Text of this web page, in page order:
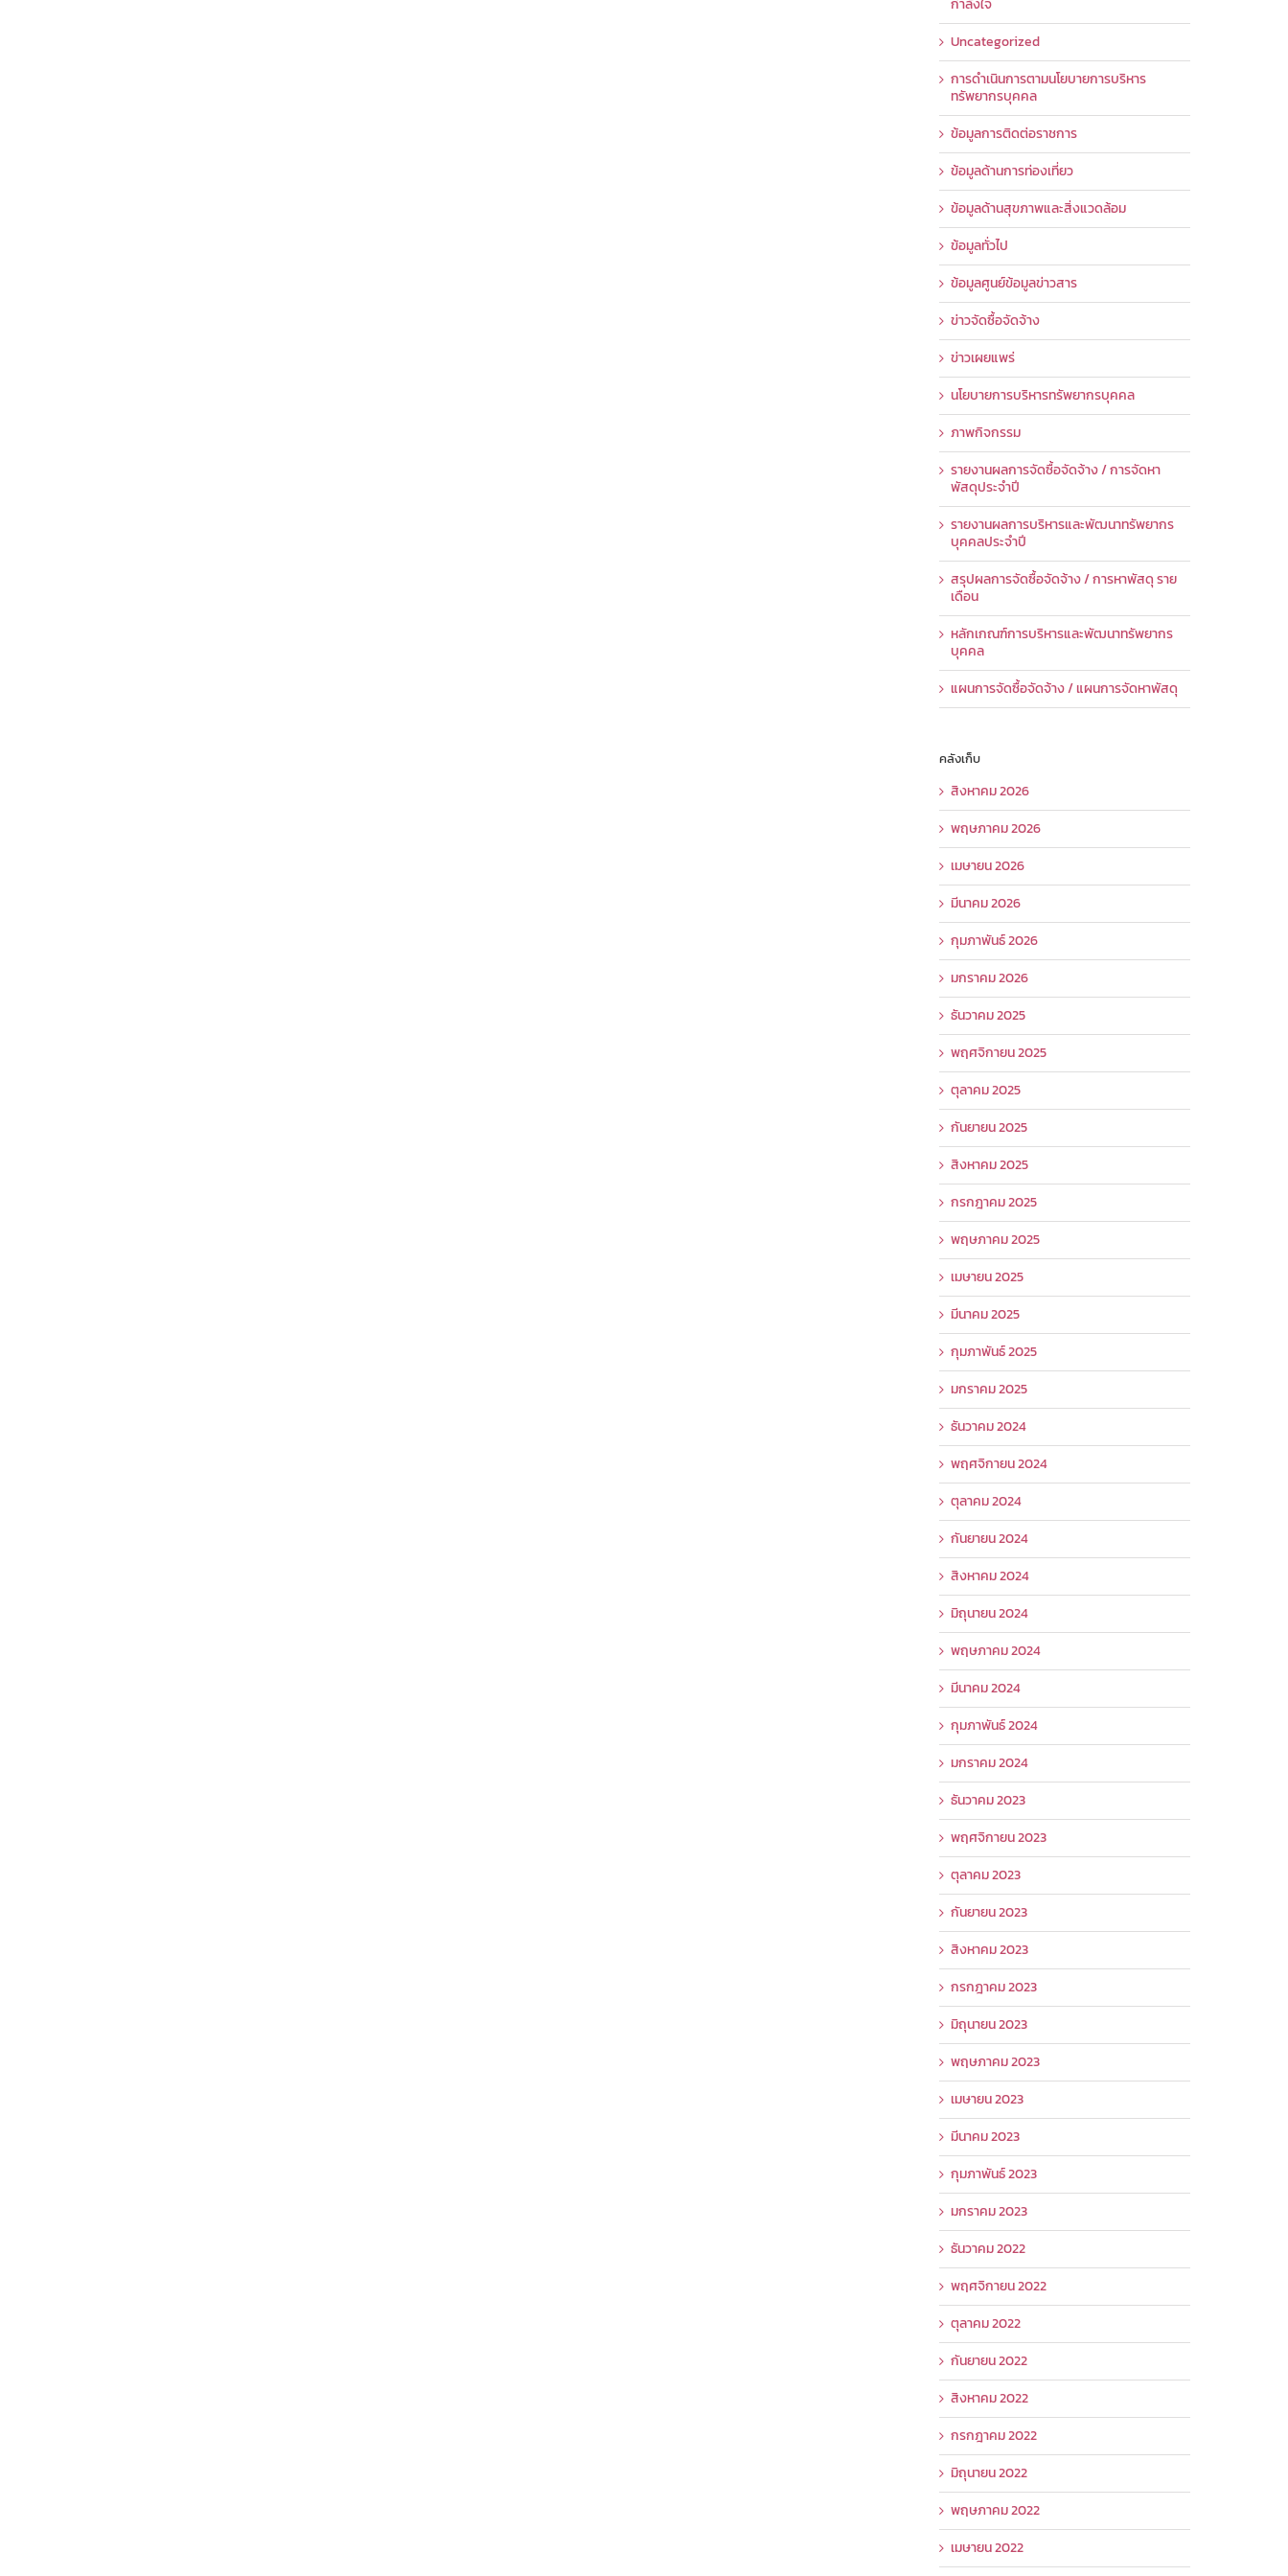
Uncategorized
การดำเนินการตามนโยบายการบริหาร
ทรัพยากรบุคคล
ข้อมูลการติดต่อราชการ
ข้อมูลด้านการท่องเที่ยว
ข้อมูลด้านสุขภาพและสิ่งแวดล้อม
ข้อมูลทั่วไป
ข้อมูลศูนย์ข้อมูลข่าวสาร
ข่าวจัดซื้อจัดจ้าง
ข่าวเผยแพร่
นโยบายการบริหารทรัพยากรบุคคล
ภาพกิจกรรม
รายงานผลการจัดซื้อจัดจ้าง / การจัดหา
พัสดุประจำปี
รายงานผลการบริหารและพัฒนาทรัพยากร
บุคคลประจำปี
สรุปผลการจัดซื้อจัดจ้าง / การหาพัสดุ ราย
เดือน
หลักเกณฑ์การบริหารและพัฒนาทรัพยากร
บุคคล
แผนการจัดซื้อจัดจ้าง / แผนการจัดหาพัสดุ
คลังเก็บ
สิงหาคม 2026
พฤษภาคม 2026
เมษายน 2026
มีนาคม 2026
กุมภาพันธ์ 2026
มกราคม 2026
ธันวาคม 2025
พฤศจิกายน 2025
ตุลาคม 2025
กันยายน 2025
สิงหาคม 2025
กรกฎาคม 2025
พฤษภาคม 2025
เมษายน 2025
มีนาคม 2025
กุมภาพันธ์ 2025
มกราคม 2025
ธันวาคม 2024
พฤศจิกายน 2024
ตุลาคม 2024
กันยายน 2024
สิงหาคม 2024
มิถุนายน 2024
พฤษภาคม 2024
มีนาคม 2024
กุมภาพันธ์ 2024
มกราคม 2024
ธันวาคม 2023
พฤศจิกายน 2023
ตุลาคม 2023
กันยายน 2023
สิงหาคม 2023
กรกฎาคม 2023
มิถุนายน 2023
พฤษภาคม 2023
เมษายน 2023
มีนาคม 2023
กุมภาพันธ์ 2023
มกราคม 2023
ธันวาคม 2022
พฤศจิกายน 2022
ตุลาคม 2022
กันยายน 2022
สิงหาคม 2022
กรกฎาคม 2022
มิถุนายน 2022
พฤษภาคม 2022
เมษายน 2022